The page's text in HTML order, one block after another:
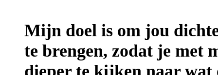
Mijn doel is om jou
te brengen, zodat je met
dieper te kijken naar wat